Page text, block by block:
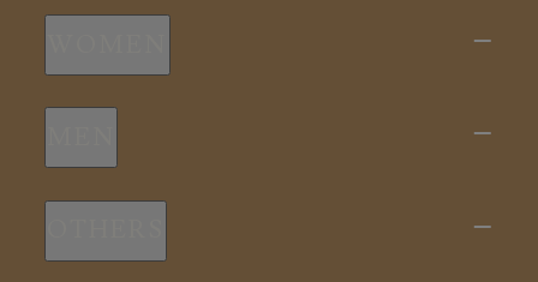
新商品
スリープウェア
ルームウェア
新商品